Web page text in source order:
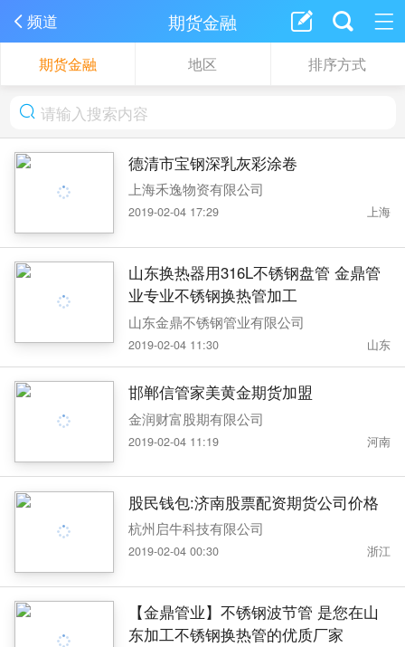
频道 期货金融
期货金融 地区 排序方式
德清市宝钢深乳灰彩涂卷
上海禾逸物资有限公司
2019-02-04 17:29 上海
山东换热器用316L不锈钢盘管 金鼎管
业专业不锈钢换热管加工
山东金鼎不锈钢管业有限公司
2019-02-04 11:30 山东
邯郸信管家美黄金期货加盟
金润财富股期有限公司
2019-02-04 11:19 河南
股民钱包:济南股票配资期货公司价格
杭州启牛科技有限公司
2019-02-04 00:30 浙江
【金鼎管业】不锈钢波节管 是您在山
东加工不锈钢换热管的优质厂家